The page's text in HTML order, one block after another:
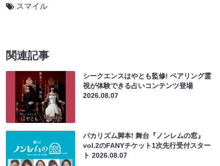
スマイル
関連記事
シークエンスはやとも監修! ペアリング霊
視が体験できる占いコンテンツ登場
2026.08.07
バカリズム脚本! 舞台『ノンレムの窓』
vol.2のFANYチケット1次先行受付スター
ト2026.08.07